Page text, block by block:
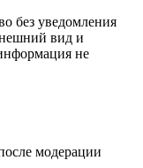
без уведомления
вид и
не
модерации